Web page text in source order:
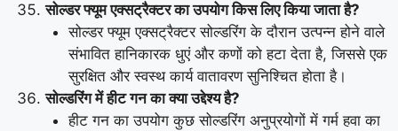
सोल्डर फ्यूम एक्सट्रैक्टर का उपयोग किस लिए किया जाता है?
सोल्डर फ्यूम एक्सट्रैक्टर सोल्डरिंग के दौरान उत्पन्न होने वाले
संभावित हानिकारक धुएं और कणों को हटा देता है, जिससे एक
सुरक्षित और स्वस्थ कार्य वातावरण सुनिश्चित होता है।
सोल्डरिंग में हीट गन का क्या उद्देश्य है?
हीट गन का उपयोग कुछ सोल्डरिंग अनुप्रयोगों में गर्म हवा का